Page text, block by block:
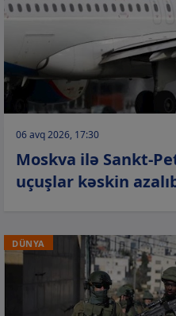
06 avq 2026, 17:30
Moskva ilə Sankt-
uçuşlar kəskin
DÜNYA